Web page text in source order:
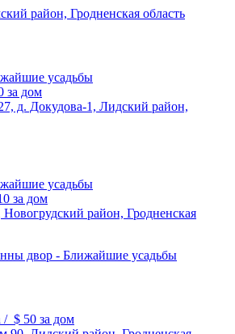
район, Гродненская область
за дом
д. Докудова-1, Лидский район,
за дом
район, Гродненская
/ $ 50 за дом